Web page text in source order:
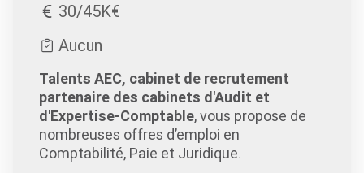
30/45K€
Aucun
Talents AEC, cabinet de recrutement
partenaire des cabinets d'Audit et
d'Expertise-Comptable, vous propose de
nombreuses offres d’emploi en
Comptabilité, Paie et Juridique.